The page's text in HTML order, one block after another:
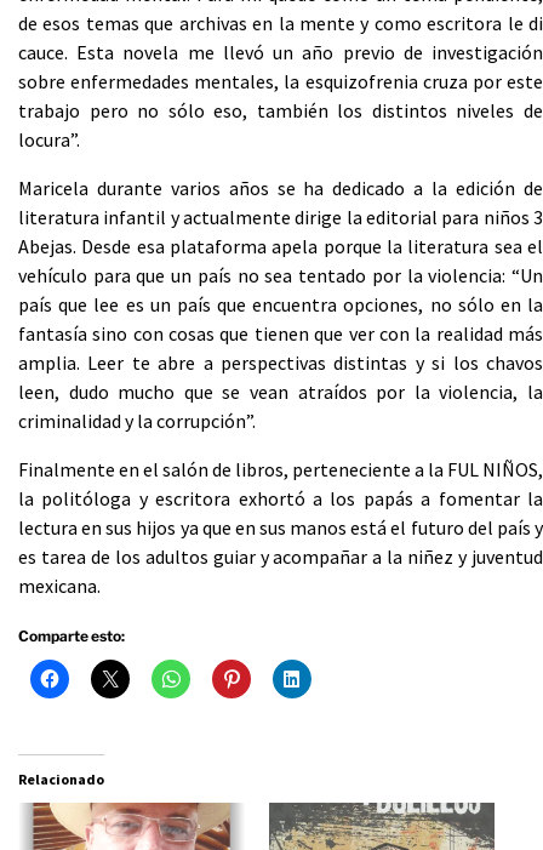
de esos temas que archivas en la mente y como escritora le di
cauce. Esta novela me llevó un año previo de investigación
sobre enfermedades mentales, la esquizofrenia cruza por este
trabajo pero no sólo eso, también los distintos niveles de
locura”.
Maricela durante varios años se ha dedicado a la edición de
literatura infantil y actualmente dirige la editorial para niños 3
Abejas. Desde esa plataforma apela porque la literatura sea el
vehículo para que un país no sea tentado por la violencia: “Un
país que lee es un país que encuentra opciones, no sólo en la
fantasía sino con cosas que tienen que ver con la realidad más
amplia. Leer te abre a perspectivas distintas y si los chavos
leen, dudo mucho que se vean atraídos por la violencia, la
criminalidad y la corrupción”.
Finalmente en el salón de libros, perteneciente a la FUL NIÑOS,
la politóloga y escritora exhortó a los papás a fomentar la
lectura en sus hijos ya que en sus manos está el futuro del país y
es tarea de los adultos guiar y acompañar a la niñez y juventud
mexicana.
Comparte esto:
Relacionado